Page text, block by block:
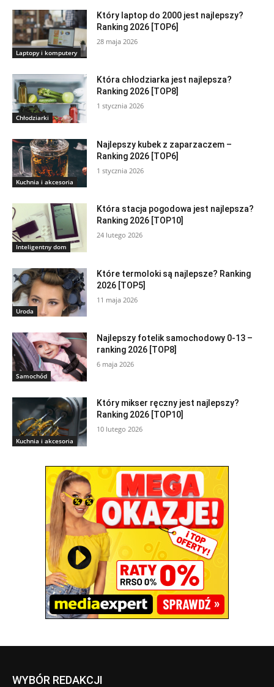
Laptopy i komputery
Który laptop do 2000 jest najlepszy?
Ranking 2026 [TOP6]
28 maja 2026
Chłodziarki
Która chłodziarka jest najlepsza?
Ranking 2026 [TOP8]
1 stycznia 2026
Kuchnia i akcesoria
Najlepszy kubek z zaparzaczem –
Ranking 2026 [TOP6]
1 stycznia 2026
Inteligentny dom
Która stacja pogodowa jest najlepsza?
Ranking 2026 [TOP10]
24 lutego 2026
Uroda
Które termoloki są najlepsze? Ranking
2026 [TOP5]
11 maja 2026
Samochód
Najlepszy fotelik samochodowy 0-13 –
ranking 2026 [TOP8]
6 maja 2026
Kuchnia i akcesoria
Który mikser ręczny jest najlepszy?
Ranking 2026 [TOP10]
10 lutego 2026
WYBÓR REDAKCJI